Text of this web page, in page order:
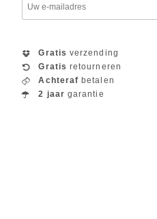
Gratis verzending
Gratis retourneren
Achteraf betalen
2 jaar garantie